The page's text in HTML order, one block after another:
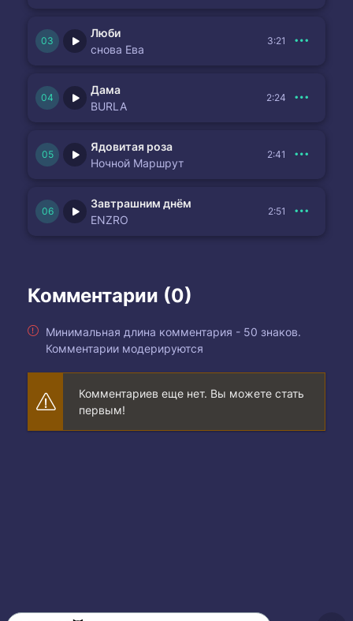
Люби
снова Ева
3:21
Дама
BURLA
2:24
Ядовитая роза
Ночной Маршрут
2:41
Завтрашним днём
ENZRO
2:51
Комментарии (0)
Минимальная длина комментария - 50 знаков.
Комментарии модерируются
Комментариев еще нет. Вы можете стать
первым!